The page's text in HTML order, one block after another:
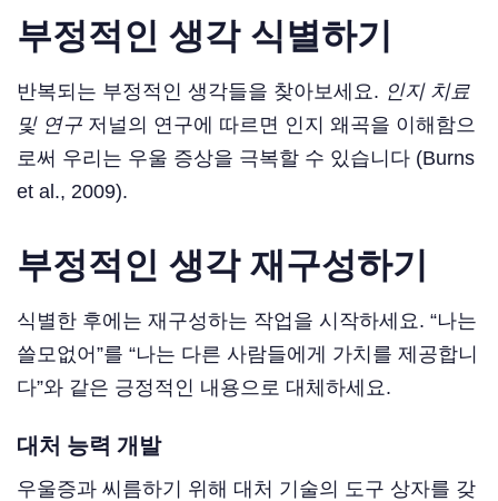
부정적인 생각 식별하기
반복되는 부정적인 생각들을 찾아보세요. 인지 치료
및 연구 저널의 연구에 따르면 인지 왜곡을 이해함으
로써 우리는 우울 증상을 극복할 수 있습니다 (Burns
et al., 2009).
부정적인 생각 재구성하기
식별한 후에는 재구성하는 작업을 시작하세요. “나는
쓸모없어”를 “나는 다른 사람들에게 가치를 제공합니
다”와 같은 긍정적인 내용으로 대체하세요.
대처 능력 개발
우울증과 씨름하기 위해 대처 기술의 도구 상자를 갖